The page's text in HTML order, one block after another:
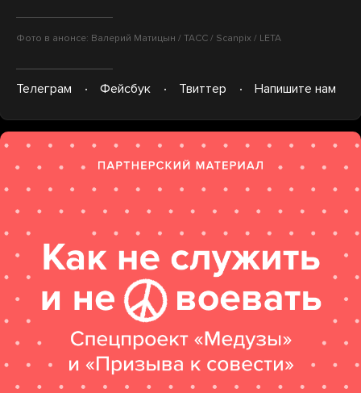
Фото в анонсе: Валерий Матицын / ТАСС / Scanpix / LETA
Телеграм Фейсбук Твиттер Напишите нам